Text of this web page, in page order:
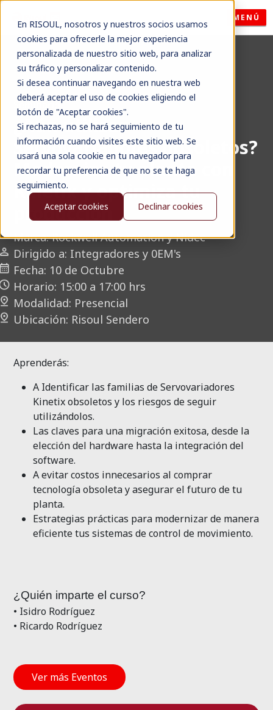
En RISOUL, nosotros y nuestros socios usamos
cookies para ofrecerle la mejor experiencia
personalizada de nuestro sitio web, para analizar
su tráfico y personalizar contenido.
Si desea continuar navegando en nuestra web
deberá aceptar el uso de cookies eligiendo el
botón de "Aceptar cookies".
Si rechazas, no se hará seguimiento de tu
información cuando visites este sitio web. Se
usará una sola cookie en tu navegador para
recordar tu preferencia de que no se te haga
seguimiento.
Aceptar cookies
Declinar cookies
MENÚ
Seminario
¿Aún utilizas
Servovariadoresobsoletos?
Moderniza tu planta con
Kinetixy optimiza tu
producción
Marca: Rockwell Automation y Nidec
Dirigido a: Integradores y 0EM's
Fecha: 10 de Octubre
Horario: 15:00 a 17:00 hrs
Modalidad: Presencial
Ubicación: Risoul Sendero
Aprenderás:
A Identificar las familias deServovariadores
Kinetixobsoletos y los riesgos de seguir
utilizándolos.
Las claves para una migración exitosa, desde la
elección del hardware hasta la integración del
software.
A evitar costos innecesarios al comprar
tecnología obsoleta y asegurar el futuro de tu
planta.
Estrategias prácticas para modernizar de manera
eficiente tus sistemas de control de movimiento.
¿Quién imparte el curso?
• Isidro Rodríguez
• Ricardo Rodríguez
Ver más Eventos